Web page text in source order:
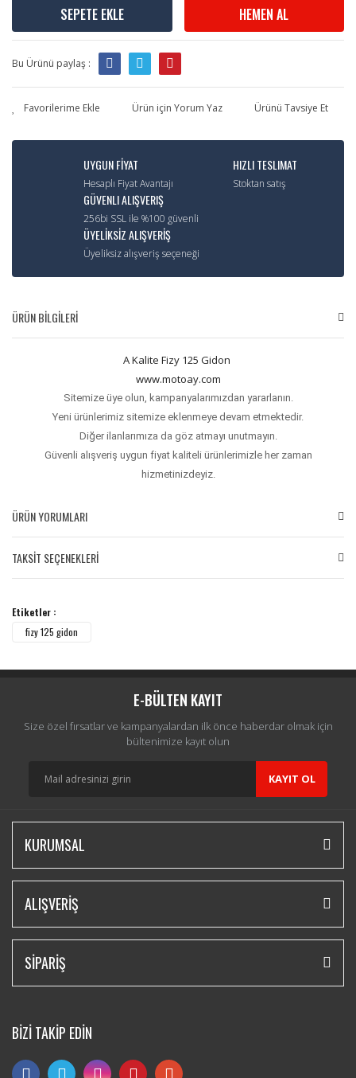
SEPETE EKLE HEMEN AL
Bu Ürünü paylaş :
Ürün için Yorum Yaz Ürünü Tavsiye Et
UYGUN FİYAT
Hesaplı Fiyat Avantajı
HIZLI TESLIMAT
Stoktan satış
GÜVENLI ALIŞVERIŞ
256bi SSL ile %100 güvenli
ÜYELİKSİZ ALIŞVERİŞ
Üyeliksiz alışveriş seçeneği
ÜRÜN BİLGİLERİ
A Kalite Fizy 125 Gidon
www.motoay.com
Sitemize üye olun, kampanyalarımızdan yararlanın.
Yeni ürünlerimiz sitemize eklenmeye devam etmektedir.
Diğer ilanlarımıza da göz atmayı unutmayın.
Güvenli alışveriş uygun fiyat kaliteli ürünlerimizle her zaman
hizmetinizdeyiz.
ÜRÜN YORUMLARI
TAKSİT SEÇENEKLERİ
Etiketler :
fizy 125 gidon
E-BÜLTEN KAYIT
Size özel fırsatlar ve kampanyalardan ilk önce haberdar olmak için
bültenimize kayıt olun
KAYIT OL
KURUMSAL
ALIŞVERİŞ
SİPARİŞ
BİZİ TAKİP EDİN